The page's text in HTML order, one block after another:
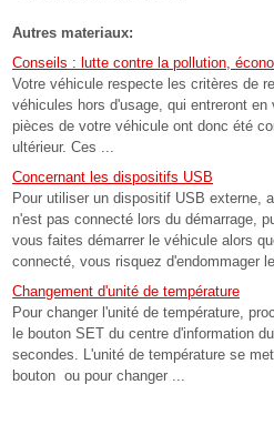
Autres materiaux:
Conseils : lutte contre la pollution,
Votre véhicule respecte les critères de
véhicules hors d'usage, qui entreront en
pièces de votre véhicule ont donc été
ultérieur. Ces ...
Concernant les dispositifs USB
Pour utiliser un dispositif USB externe,
n'est pas connecté lors du démarrage,
vous faites démarrer le véhicule alors
connecté, vous risquez d'endommager
Changement d'unité de température
Pour changer l'unité de température,
le bouton SET du centre d'information
secondes. L'unité de température se
bouton ou pour changer ...